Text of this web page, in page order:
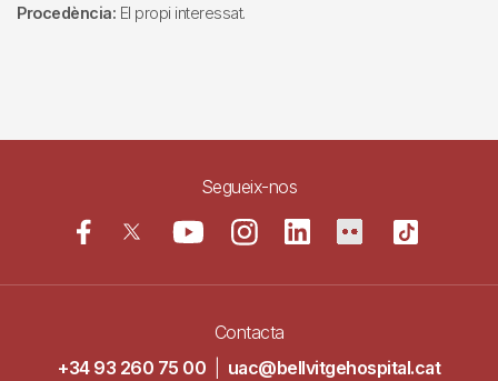
Procedència: El propi interessat.
Segueix-nos
Contacta
+34 93 260 75 00
uac@bellvitgehospital.cat